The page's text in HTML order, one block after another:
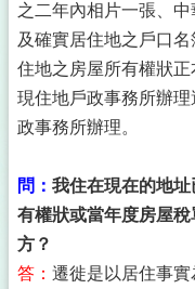
之二年內相片一張、
及確實居住地之戶口
住地之房屋所有權狀
現住地戶政事務所辦
政事務所辦理。
問： 我住在現在的地
有權狀或當年度房屋
方？
答： 遷徙是以居住事實